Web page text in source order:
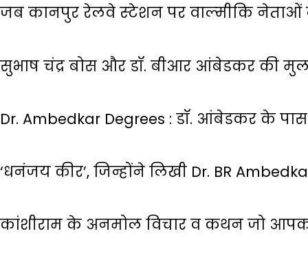
जब कानपुर रेलवे स्‍टेशन पर वाल्‍मीकि नेताओं ने
सुभाष चंद्र बोस और डॉ. बीआर आंबेडकर की
Dr. Ambedkar Degrees : डॉ. आंबेडकर के पास
‘धनंजय कीर’, जिन्होंने लिखी Dr. BR
कांशीराम के अनमोल विचार व कथन जो